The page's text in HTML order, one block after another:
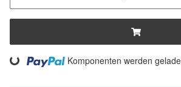
Loading... Komponenten werden